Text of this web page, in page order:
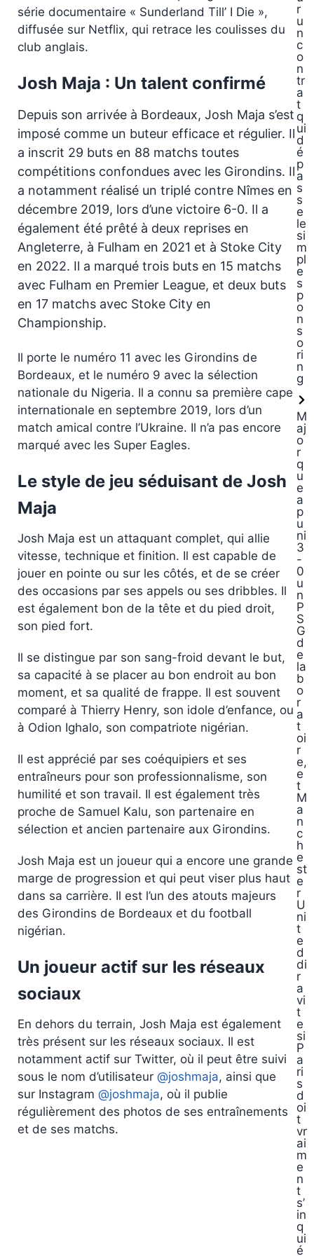
série documentaire « Sunderland Till’ I Die »,
diffusée sur Netflix, qui retrace les coulisses du
club anglais.
Josh Maja : Un talent confirmé
Depuis son arrivée à Bordeaux, Josh Maja s’est
imposé comme un buteur efficace et régulier. Il
a inscrit 29 buts en 88 matchs toutes
compétitions confondues avec les Girondins. Il
a notamment réalisé un triplé contre Nîmes en
décembre 2019, lors d’une victoire 6-0. Il a
également été prêté à deux reprises en
Angleterre, à Fulham en 2021 et à Stoke City
en 2022. Il a marqué trois buts en 15 matchs
avec Fulham en Premier League, et deux buts
en 17 matchs avec Stoke City en
Championship.
Il porte le numéro 11 avec les Girondins de
Bordeaux, et le numéro 9 avec la sélection
nationale du Nigeria. Il a connu sa première cape
internationale en septembre 2019, lors d’un
match amical contre l’Ukraine. Il n’a pas encore
marqué avec les Super Eagles.
Le style de jeu séduisant de Josh
Maja
Josh Maja est un attaquant complet, qui allie
vitesse, technique et finition. Il est capable de
jouer en pointe ou sur les côtés, et de se créer
des occasions par ses appels ou ses dribbles. Il
est également bon de la tête et du pied droit,
son pied fort.
Il se distingue par son sang-froid devant le but,
sa capacité à se placer au bon endroit au bon
moment, et sa qualité de frappe. Il est souvent
comparé à Thierry Henry, son idole d’enfance, ou
à Odion Ighalo, son compatriote nigérian.
Il est apprécié par ses coéquipiers et ses
entraîneurs pour son professionnalisme, son
humilité et son travail. Il est également très
proche de Samuel Kalu, son partenaire en
sélection et ancien partenaire aux Girondins.
Josh Maja est un joueur qui a encore une grande
marge de progression et qui peut viser plus haut
dans sa carrière. Il est l’un des atouts majeurs
des Girondins de Bordeaux et du football
nigérian.
Un joueur actif sur les réseaux
sociaux
En dehors du terrain, Josh Maja est également
très présent sur les réseaux sociaux. Il est
notamment actif sur Twitter, où il peut être suivi
sous le nom d’utilisateur @joshmaja, ainsi que
sur Instagram @joshmaja, où il publie
régulièrement des photos de ses entraînements
et de ses matchs.
r
u
n
c
o
n
tr
a
t
q
ui
d
é
p
a
s
s
e
le
si
m
pl
e
s
p
o
n
s
o
ri
n
g
M
aj
o
r
q
u
e
a
p
u
ni
3
-
0
u
n
P
S
G
d
e
la
b
o
r
a
t
oi
r
e,
e
t
M
a
n
c
h
e
st
e
r
U
ni
t
e
d
di
r
a
vi
t
e
si
P
a
ri
s
d
oi
t
vr
ai
m
e
n
t
s’
in
q
ui
é